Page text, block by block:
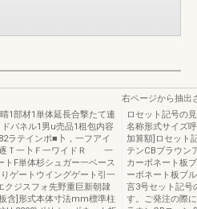
1部材1単体延長合撃たて連
パネル1男u売品1租包内容
ラテインポ■卜，一フアイ
逐Ｔ一卜Ｆ一ワイドＲ 一
F単体杉シュガー一ベース
ゲートウイングゲート引一
クジスフォ先野重巨新朝隷
含]形式本体寸法mm標準柱
右ページから抽出
ロセット記号の
名称形式サイズ
加算額]ロセット
テンCBブラウン
カーボネート板
ーボネート板ブ
言3号セット記号
す。ご発注の際